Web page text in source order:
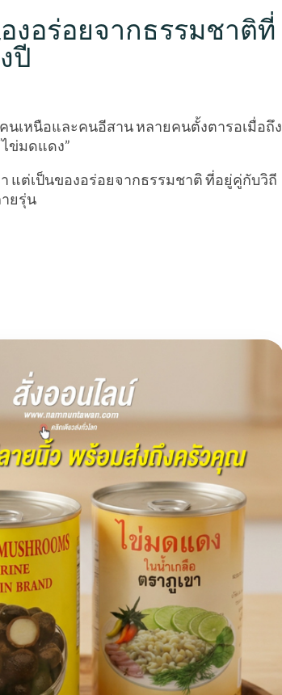
งอร่อยจากธรรมชาติที่
ปี
เหนือและคนอีสาน หลายคนตั้งตารอเมื่อถึง
ข่มดแดง”
แต่เป็นของอร่อยจากธรรมชาติ ที่อยู่คู่กับวิถี
ยรุ่น